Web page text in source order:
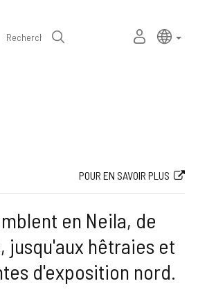
Recherche
MON
ESPACE
Sélecteur
de
Langue
POUR EN SAVOIR PLUS
en Neila, de
jusqu'aux hêtraies et
d'exposition nord.